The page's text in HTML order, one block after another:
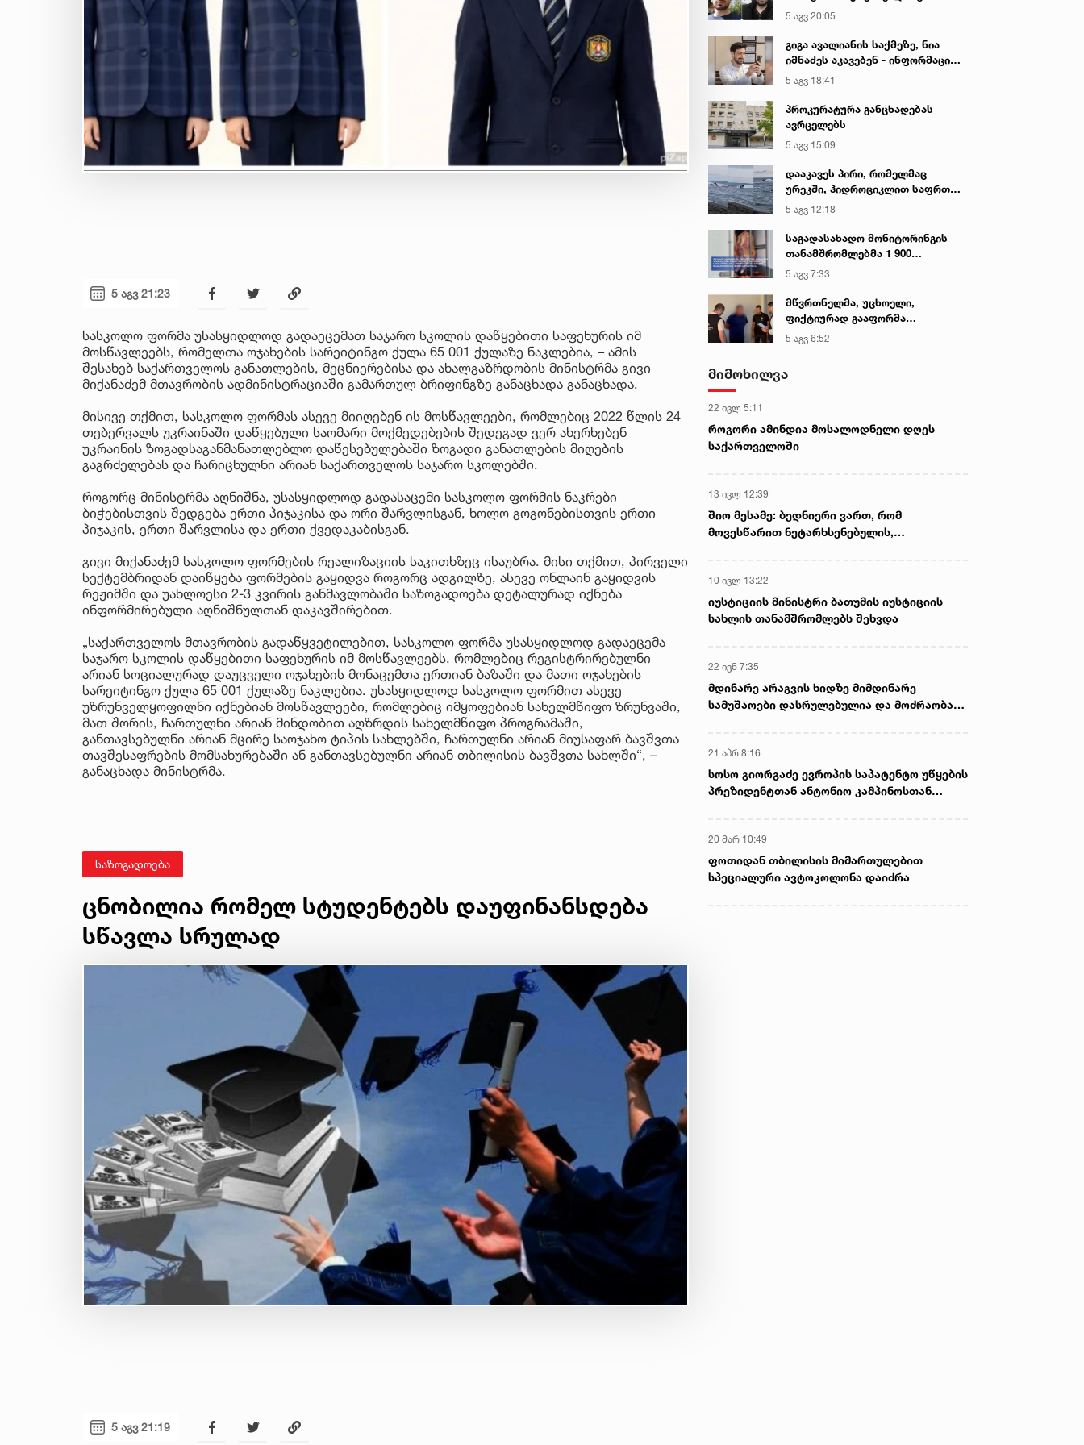
5 აგვ 21:23
სასკოლო ფორმა უსასყიდლოდ გადაეცემათ საჯარო სკოლის დაწყებითი საფეხურის იმ
მოსწავლეებს, რომელთა ოჯახების სარეიტინგო ქულა 65 001 ქულაზე ნაკლებია, – ამის
შესახებ საქართველოს განათლების, მეცნიერებისა და ახალგაზრდობის მინისტრმა გივი
მიქანაძემ მთავრობის ადმინისტრაციაში გამართულ ბრიფინგზე განაცხადა განაცხადა.
მისივე თქმით, სასკოლო ფორმას ასევე მიიღებენ ის მოსწავლეები, რომლებიც 2022 წლის 24
თებერვალს უკრაინაში დაწყებული საომარი მოქმედებების შედეგად ვერ ახერხებენ
უკრაინის ზოგადსაგანმანათლებლო დაწესებულებაში ზოგადი განათლების მიღების
გაგრძელებას და ჩარიცხულნი არიან საქართველოს საჯარო სკოლებში.
როგორც მინისტრმა აღნიშნა, უსასყიდლოდ გადასაცემი სასკოლო ფორმის ნაკრები
ბიჭებისთვის შედგება ერთი პიჯაკისა და ორი შარვლისგან, ხოლო გოგონებისთვის ერთი
პიჯაკის, ერთი შარვლისა და ერთი ქვედაკაბისგან.
გივი მიქანაძემ სასკოლო ფორმების რეალიზაციის საკითხზეც ისაუბრა. მისი თქმით, პირველი
სექტემბრიდან დაიწყება ფორმების გაყიდვა როგორც ადგილზე, ასევე ონლაინ გაყიდვის
რეჟიმში და უახლოესი 2-3 კვირის განმავლობაში საზოგადოება დეტალურად იქნება
ინფორმირებული აღნიშნულთან დაკავშირებით.
„საქართველოს მთავრობის გადაწყვეტილებით, სასკოლო ფორმა უსასყიდლოდ გადაეცემა
საჯარო სკოლის დაწყებითი საფეხურის იმ მოსწავლეებს, რომლებიც რეგისტრირებულნი
არიან სოციალურად დაუცველი ოჯახების მონაცემთა ერთიან ბაზაში და მათი ოჯახების
სარეიტინგო ქულა 65 001 ქულაზე ნაკლებია. უსასყიდლოდ სასკოლო ფორმით ასევე
უზრუნველყოფილნი იქნებიან მოსწავლეები, რომლებიც იმყოფებიან სახელმწიფო ზრუნვაში,
მათ შორის, ჩართულნი არიან მინდობით აღზრდის სახელმწიფო პროგრამაში,
განთავსებულნი არიან მცირე საოჯახო ტიპის სახლებში, ჩართულნი არიან მიუსაფარ ბავშვთა
თავშესაფრების მომსახურებაში ან განთავსებულნი არიან თბილისის ბავშვთა სახლში“, –
განაცხადა მინისტრმა.
საზოგადოება
ცნობილია რომელ სტუდენტებს დაუფინანსდება
სწავლა სრულად
5 აგვ 21:19
აკავებენ
5 აგვ 20:05
გიგა ავალიანის საქმეზე, ნია
იმნაძეს აკავებენ - ინფორმაციას
ადვოკატი ავრცელებს
5 აგვ 18:41
პროკურატურა განცხადებას
ავრცელებს
5 აგვ 15:09
დააკავეს პირი, რომელმაც
ურეკში, ჰიდროციკლით საფრთხე
შეუქმნა ზღვაში მოქალაქეებს,
სამართალდამცველებს
სიტყვიერი შეურაცხყოფა
მიაყენა
5 აგვ 12:18
საგადასახადო მონიტორინგის
თანამშრომლებმა 1 900
კილოგრამი საქონლის ხორცის
უკანონო ტრანსპორტირების
ფაქტი გამოავლინეს
5 აგვ 7:33
მწვრთნელმა, უცხოელი,
ფიქტიურად გააფორმა
საფეხბურთო კლუბში და
სანაცვლოდ 3000 აშშ დოლარი
5 აგვ 6:52
მიმოხილვა
22 ივლ 5:11
როგორი ამინდია მოსალოდნელი დღეს
საქართველოში
13 ივლ 12:39
შიო მესამე: ბედნიერი ვართ, რომ
მოვესწარით ნეტარხსენებულის,
10 ივლ 13:22
იუსტიციის მინისტრი ბათუმის იუსტიციის
სახლის თანამშრომლებს შეხვდა
22 ივნ 7:35
მდინარე არაგვის ხიდზე მიმდინარე
სამუშაოები დასრულებულია და მოძრაობა
21 აპრ 8:16
სოსო გიორგაძე ევროპის საპატენტო უწყების
პრეზიდენტთან ანტონიო კამპინოსთან
20 მარ 10:49
ფოთიდან თბილისის მიმართულებით
სპეციალური ავტოკოლონა დაიძრა